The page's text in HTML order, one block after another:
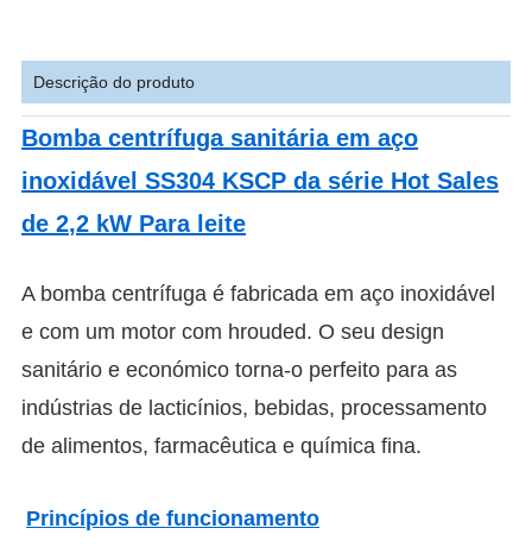
Descrição do produto
Bomba centrífuga sanitária em aço
inoxidável SS304 KSCP da série Hot Sales
de 2,2 kW Para leite
A bomba centrífuga é fabricada em aço inoxidável
e com um motor com hrouded. O seu design
sanitário e económico torna-o perfeito para as
indústrias de lacticínios, bebidas, processamento
de alimentos, farmacêutica e química fina.
Princípios de funcionamento